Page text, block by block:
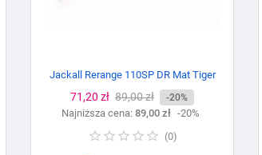
Jackall Rerange 110SP DR Mat Tiger
Cena
71,20 zł Cena
podstawowa
89,00 zł -20%
Najniższa cena: 89,00 zł -20%
(0)